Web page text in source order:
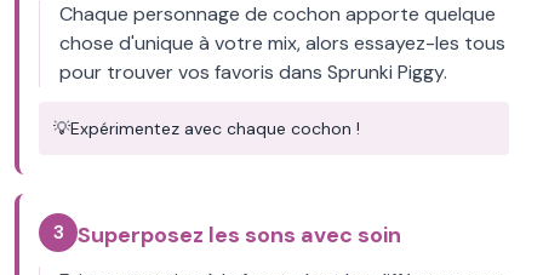
Chaque personnage de cochon apporte quelque
chose d'unique à votre mix, alors essayez-les tous
pour trouver vos favoris dans Sprunki Piggy.
💡Expérimentez avec chaque cochon !
3 Superposez les sons avec soin